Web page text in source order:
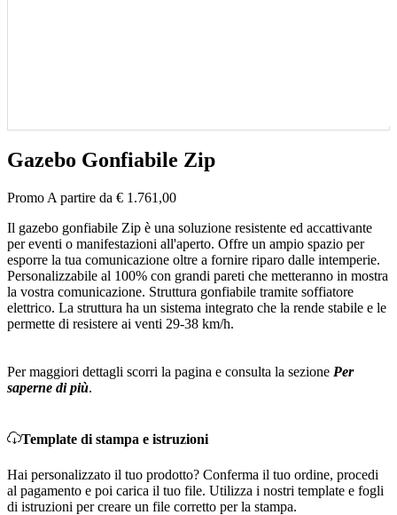
Gazebo Gonfiabile Zip
Promo A partire da € 1.761,00
Il gazebo gonfiabile Zip è una soluzione resistente ed accattivante
per eventi o manifestazioni all'aperto. Offre un ampio spazio per
esporre la tua comunicazione oltre a fornire riparo dalle intemperie.
Personalizzabile al 100% con grandi pareti che metteranno in mostra
la vostra comunicazione. Struttura gonfiabile tramite soffiatore
elettrico. La struttura ha un sistema integrato che la rende stabile e le
permette di resistere ai venti 29-38 km/h.
Per maggiori dettagli scorri la pagina e consulta la sezione Per
saperne di più.
Template di stampa e istruzioni
Hai personalizzato il tuo prodotto? Conferma il tuo ordine, procedi
al pagamento e poi carica il tuo file. Utilizza i nostri template e fogli
di istruzioni per creare un file corretto per la stampa.